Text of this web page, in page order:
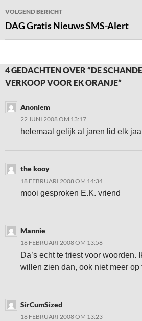
VOLGEND BERICHT
DAG Gratis Nieuws SMS-Alert
4 GEDACHTEN OVER “DE
VERKOOP VOOR EK ORANJE”
Anoniem
22 JUNI 2008 OM 13:17
helemaal gelijk al jaren lid elk
the kooy
18 FEBRUARI 2008 OM 14:34
mooi gesproken E.K. vriend
Mannie
18 FEBRUARI 2008 OM 13:58
Da’s echt te triest voor woorden.
willen zien dan, ook niet meer op
SirCumSized
18 FEBRUARI 2008 OM 13:23